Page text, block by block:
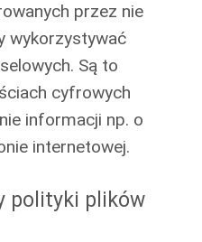
przez nie
wykorzystywać
Są to
cyfrowych
informacji np. o
internetowej.
polityki plików